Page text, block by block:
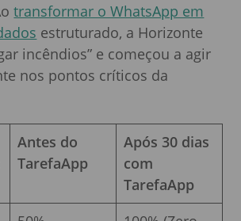
transformar o WhatsApp em
estruturado, a Horizonte
incêndios” e começou a agir
nos pontos críticos da
Antes do
TarefaApp
Após 30 dias
com
TarefaApp